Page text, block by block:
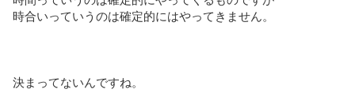
時合いっていうのは確定的にはやってきません。
決まってないんですね。